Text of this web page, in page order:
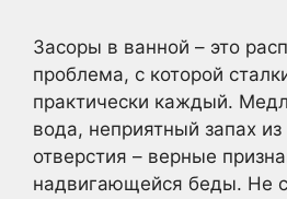
Засоры в ванной – это
проблема, с которой
практически каждый.
вода, неприятный запах из
отверстия – верные
надвигающейся беды. Не